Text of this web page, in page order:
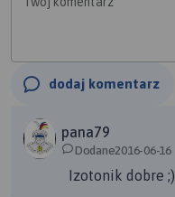
dodaj komentarz
pana79
Dodane2016-06-16
Izotonik dobre ;)